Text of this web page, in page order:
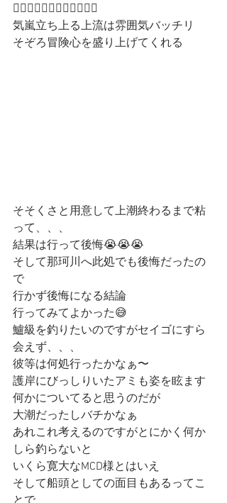
🚣‍♀️🚣‍♀️🚣‍♀️🚣‍♀️🚣‍♀️🚣‍♀️
気嵐立ち上る上流は雰囲気バッチリ
そぞろ冒険心を盛り上げてくれる
そそくさと用意して上潮終わるまで粘
って、、、
結果は行って後悔😭😭😭
そして那珂川へ此処でも後悔だったの
で
行かず後悔になる結論
行ってみてよかった😅
鱸級を釣りたいのですがセイゴにすら
会えず、、、
彼等は何処行ったかなぁ〜
護岸にびっしりいたアミも姿を眩ます
何かについてると思うのだが
大潮だったしバチかなぁ
あれこれ考えるのですがとにかく何か
しら釣らないと
いくら寛大なMCD様とはいえ
そして船頭としての面目もあるってこ